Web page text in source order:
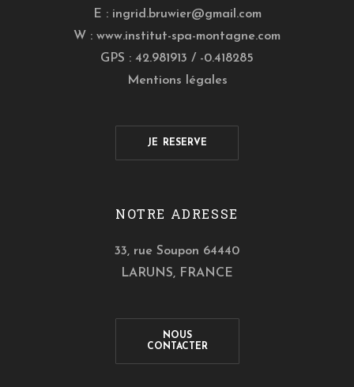
E : ingrid.bruwier@gmail.com
W : www.institut-spa-montagne.com
GPS : 42.981913 / -0.418285
Mentions légales
JE RESERVE
NOTRE ADRESSE
33, rue Soupon 64440
LARUNS, FRANCE
NOUS
CONTACTER